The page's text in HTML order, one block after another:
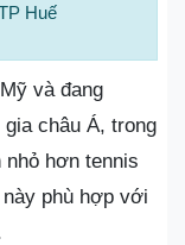
Huế
và đang
gia châu Á, trong
hơn tennis
phù hợp với